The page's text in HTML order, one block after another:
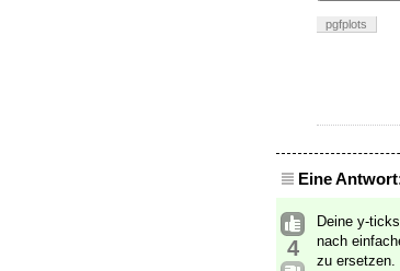
pgfplots
Eine
4
Deine y-
nach
zu ersetzen.